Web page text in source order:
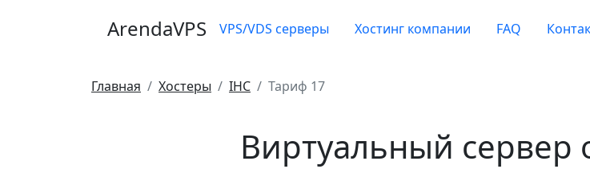
ArendaVPS VPS/VDS серверы Хостинг компании FAQ
Главная Хостеры IHC Тариф 17
Виртуальный сервер